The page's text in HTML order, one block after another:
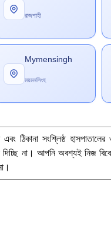
রাজশাহী
Mymensingh
ময়মনসিংহ
ঠিকানা সংশ্লিষ্ঠ
দিচ্ছি না। আপনি অবশ্যই নিজ